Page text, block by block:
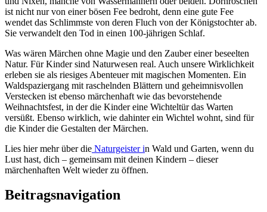
ist nicht nur von einer bösen Fee bedroht, denn eine gute Fee
wendet das Schlimmste von deren Fluch von der Königstochter ab.
Sie verwandelt den Tod in einen 100-jährigen Schlaf.
Was wären Märchen ohne Magie und den Zauber einer beseelten
Natur. Für Kinder sind Naturwesen real. Auch unsere Wirklichkeit
erleben sie als riesiges Abenteuer mit magischen Momenten. Ein
Waldspaziergang mit raschelnden Blättern und geheimnisvollen
Verstecken ist ebenso märchenhaft wie das bevorstehende
Weihnachtsfest, in der die Kinder eine Wichteltür das Warten
versüßt. Ebenso wirklich, wie dahinter ein Wichtel wohnt, sind für
die Kinder die Gestalten der Märchen.
Lies hier mehr über die Naturgeister in Wald und Garten, wenn du
Lust hast, dich – gemeinsam mit deinen Kindern – dieser
märchenhaften Welt wieder zu öffnen.
Beitragsnavigation